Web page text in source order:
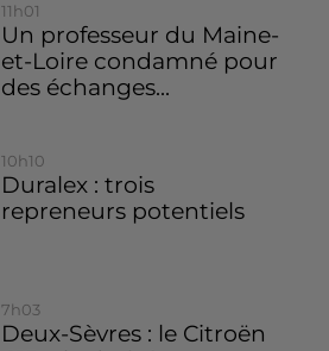
11h01
Un professeur du Maine-
et-Loire condamné pour
des échanges...
10h10
Duralex : trois
repreneurs potentiels
7h03
Deux-Sèvres : le Citroën